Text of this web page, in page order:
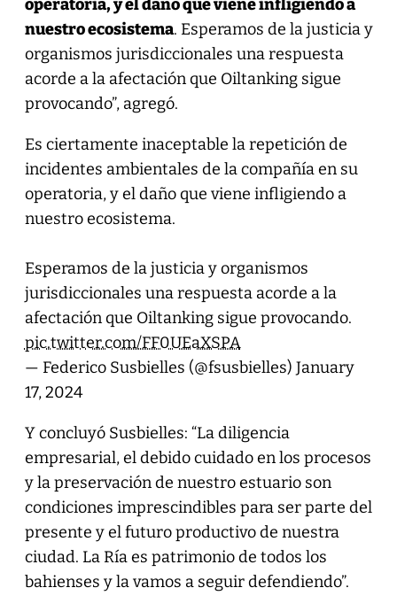
operatoria, y el daño que viene infligiendo a
nuestro ecosistema. Esperamos de la justicia y
organismos jurisdiccionales una respuesta
acorde a la afectación que Oiltanking sigue
provocando”, agregó.
Es ciertamente inaceptable la repetición de
incidentes ambientales de la compañía en su
operatoria, y el daño que viene infligiendo a
nuestro ecosistema.
Esperamos de la justicia y organismos
jurisdiccionales una respuesta acorde a la
afectación que Oiltanking sigue provocando.
pic.twitter.com/FF0UEaXSPA
— Federico Susbielles (@fsusbielles) January
17, 2024
Y concluyó Susbielles: “La diligencia
empresarial, el debido cuidado en los procesos
y la preservación de nuestro estuario son
condiciones imprescindibles para ser parte del
presente y el futuro productivo de nuestra
ciudad. La Ría es patrimonio de todos los
bahienses y la vamos a seguir defendiendo”.